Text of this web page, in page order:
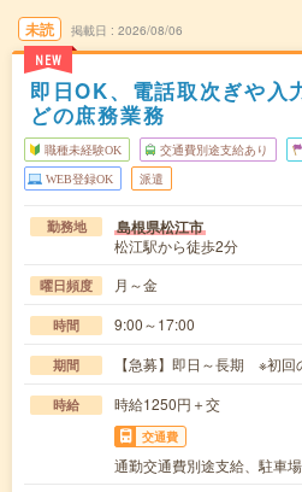
未読
NEW
掲載日 2026/08/06
即日OK、電話取次ぎや入
どの庶務業務
職種未経験OK 交通費別途支給あり
WEB登録OK 派遣
勤務地 島根県松江市
松江駅から徒歩2分
曜日頻度 月～金
時間 9:00～17:00
期間 【急募】即日～長期 ※初回
時給 時給1250円＋交
交通費
通勤交通費別途支給、駐車